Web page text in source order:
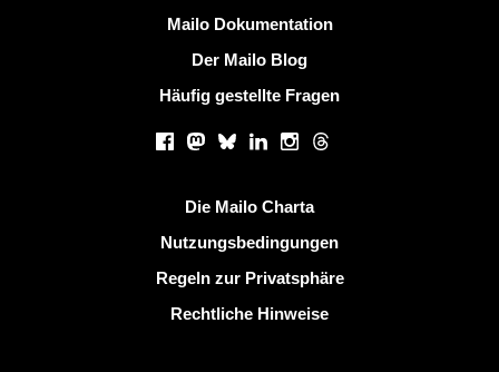
Weitere InformationMailo Dokumentation
Der Mailo Blog
Häufig gestellte Fragen
Facebook
Mastodon
BlueskyLinkedInInstagram
Threads
Die Mailo Charta
Nutzungsbedingungen
Regeln zur Privatsphäre
Rechtliche Hinweise